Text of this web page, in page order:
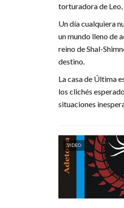
torturadora de
Un día cualquiera
un mundo lleno de
reino de Shal-
destino.
La casa de Última
los clichés
situaciones
VIDEO